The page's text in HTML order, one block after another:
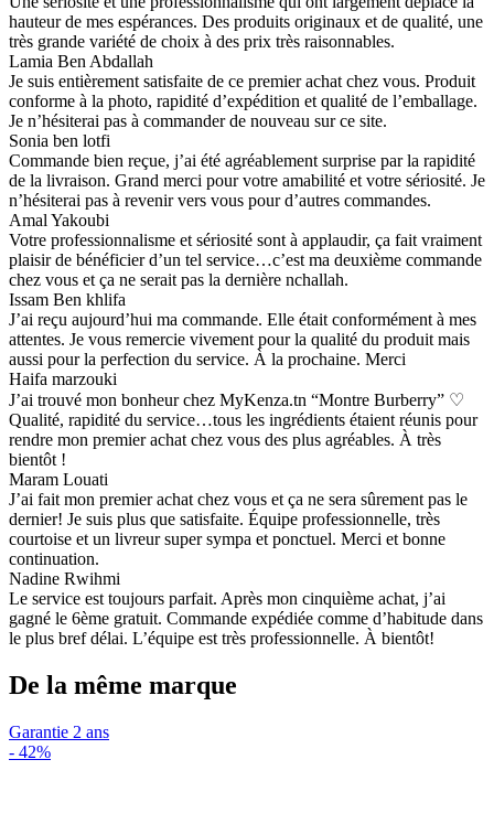
hauteur de mes espérances. Des produits originaux et de qualité, une
très grande variété de choix à des prix très raisonnables.
Lamia Ben Abdallah
Je suis entièrement satisfaite de ce premier achat chez vous. Produit
conforme à la photo, rapidité d’expédition et qualité de l’emballage.
Je n’hésiterai pas à commander de nouveau sur ce site.
Sonia ben lotfi
Commande bien reçue, j’ai été agréablement surprise par la rapidité
de la livraison. Grand merci pour votre amabilité et votre sériosité. Je
n’hésiterai pas à revenir vers vous pour d’autres commandes.
Amal Yakoubi
Votre professionnalisme et sériosité sont à applaudir, ça fait vraiment
plaisir de bénéficier d’un tel service…c’est ma deuxième commande
chez vous et ça ne serait pas la dernière nchallah.
Issam Ben khlifa
J’ai reçu aujourd’hui ma commande. Elle était conformément à mes
attentes. Je vous remercie vivement pour la qualité du produit mais
aussi pour la perfection du service. À la prochaine. Merci
Haifa marzouki
J’ai trouvé mon bonheur chez MyKenza.tn “Montre Burberry” ♡
Qualité, rapidité du service…tous les ingrédients étaient réunis pour
rendre mon premier achat chez vous des plus agréables. À très
bientôt !
Maram Louati
J’ai fait mon premier achat chez vous et ça ne sera sûrement pas le
dernier! Je suis plus que satisfaite. Équipe professionnelle, très
courtoise et un livreur super sympa et ponctuel. Merci et bonne
continuation.
Nadine Rwihmi
Le service est toujours parfait. Après mon cinquième achat, j’ai
gagné le 6ème gratuit. Commande expédiée comme d’habitude dans
le plus bref délai. L’équipe est très professionnelle. À bientôt!
De la même marque
Garantie 2 ans
- 42%